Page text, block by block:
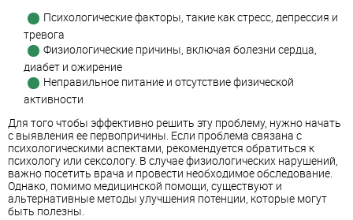
Психологические факторы, такие как стресс, депрессия и
тревога
Физиологические причины, включая болезни сердца,
диабет и ожирение
Неправильное питание и отсутствие физической
активности
Для того чтобы эффективно решить эту проблему, нужно начать
с выявления ее первопричины. Если проблема связана с
психологическими аспектами, рекомендуется обратиться к
психологу или сексологу. В случае физиологических нарушений,
важно посетить врача и провести необходимое обследование.
Однако, помимо медицинской помощи, существуют и
альтернативные методы улучшения потенции, которые могут
быть полезны.